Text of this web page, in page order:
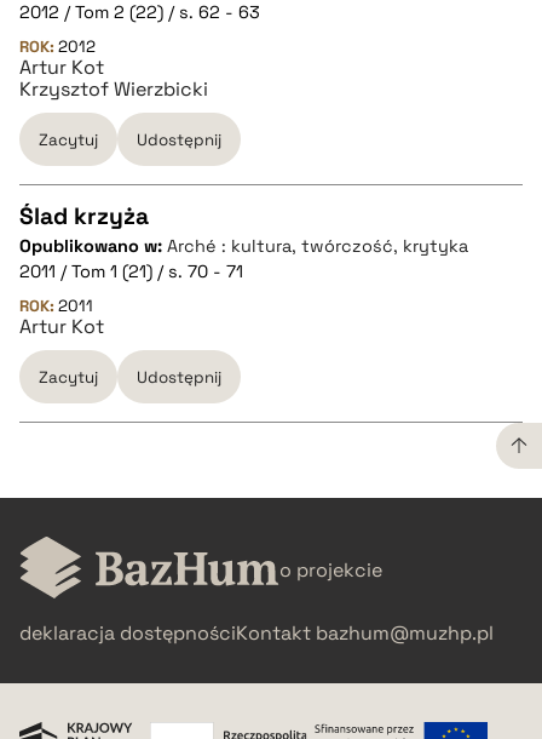
2012 / Tom 2 (22) / s. 62 - 63
ROK: 2012
Artur Kot
Krzysztof Wierzbicki
Zacytuj Udostępnij
CZYSTY TEKST
pobierz cytat
BIBTEX
Ślad krzyża
Opublikowano w: Arché : kultura, twórczość, krytyka
2011 / Tom 1 (21) / s. 70 - 71
ROK: 2011
Artur Kot
Zacytuj Udostępnij
CZYSTY TEKST
pobierz cytat
BIBTEX
o projekcie
deklaracja dostępnościKontakt bazhum@muzhp.pl